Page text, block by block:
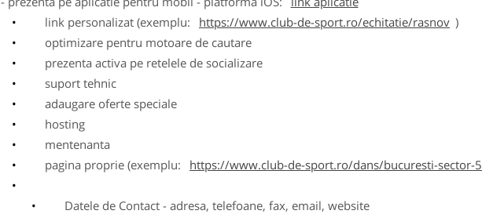
link personalizat (exemplu:
https://www.club-de-sport.ro/echitatie/rasnov )
optimizare pentru motoare de cautare
prezenta activa pe retelele de socializare
suport tehnic
adaugare oferte speciale
hosting
mentenanta
pagina proprie (exemplu:
https://www.club-de-sport.ro/dans/bucuresti-sector-5
Datele de Contact - adresa, telefoane, fax, email, website